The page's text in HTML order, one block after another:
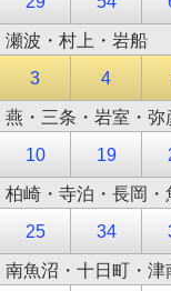
瀬波・村上・岩船
3
4
燕・三条・岩室・弥
10
19
柏崎・寺泊・長岡・
25
34
南魚沼・十日町・津